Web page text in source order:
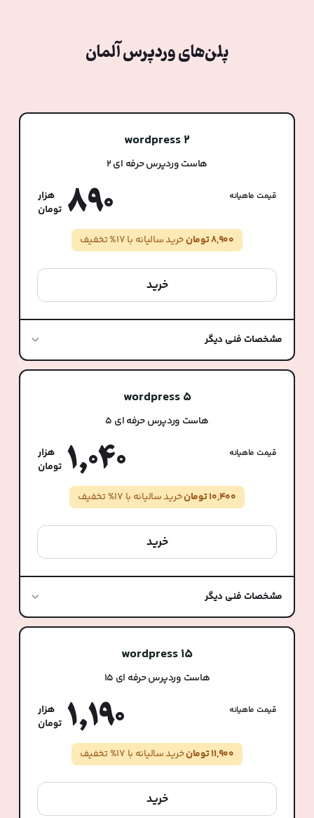
پلن‌های وردپرس آلمان
wordpress 2
هاست وردپرس حرفه ای 2
قیمت ماهیانه 890
8,900 تومان خرید سالیانه با 17% تخفیف
خرید
مشخصات فنی دیگر
wordpress 5
هاست وردپرس حرفه ای 5
قیمت ماهیانه 1,040
10,400 تومان خرید سالیانه با 17% تخفیف
خرید
مشخصات فنی دیگر
wordpress 15
هاست وردپرس حرفه ای 15
قیمت ماهیانه 1,190
11,900 تومان خرید سالیانه با 17% تخفیف
خرید